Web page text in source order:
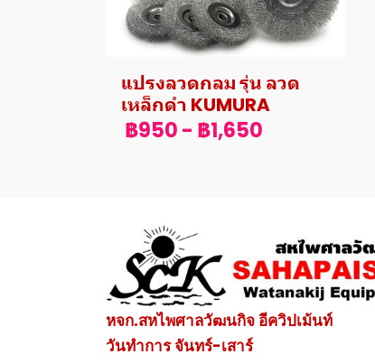
แปรงลวดกลม รุ่น ลวด
เหล็กดำ KUMURA
฿950- ฿1,650
หจก.สหไพศาลวัฒนกิจ อีควิปเม้นท์
วันทำการ จันทร์-เสาร์